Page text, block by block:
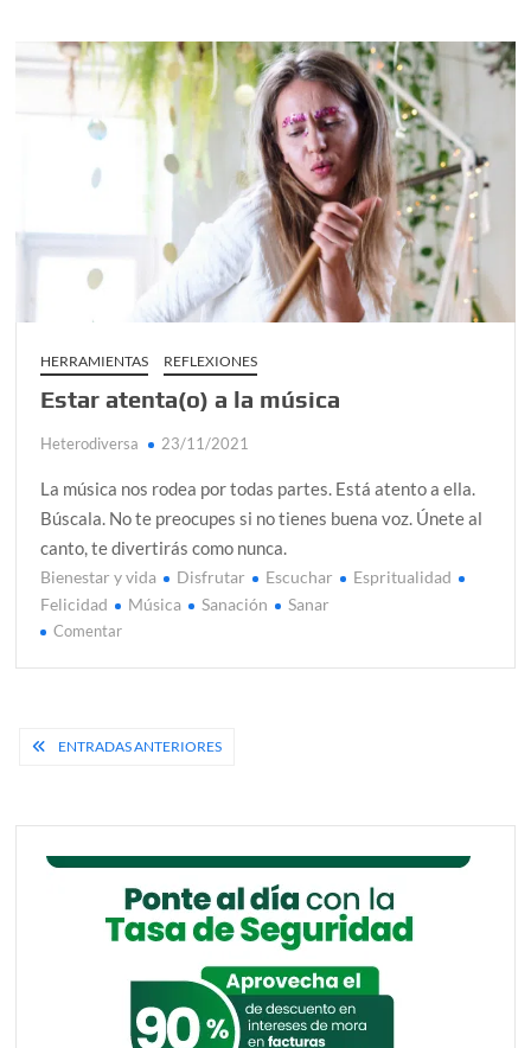
de
lo
sagrado
HERRAMIENTAS REFLEXIONES
Estar atenta(o) a la música
Heterodiversa 23/11/2021
La música nos rodea por todas partes. Está atento a ella.
Búscala. No te preocupes si no tienes buena voz. Únete al
canto, te divertirás como nunca.
Bienestar y vida Disfrutar Escuchar
Espritualidad
Felicidad
Música Sanación Sanar
Comentaren
Navegación
entradas
ENTRADAS ANTERIORES